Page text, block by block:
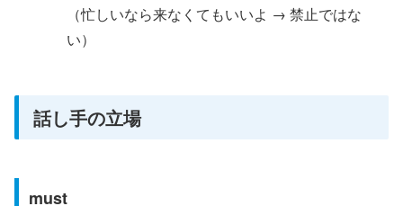
（忙しいなら来なくてもいいよ → 禁止ではな
い）
話し手の立場
must